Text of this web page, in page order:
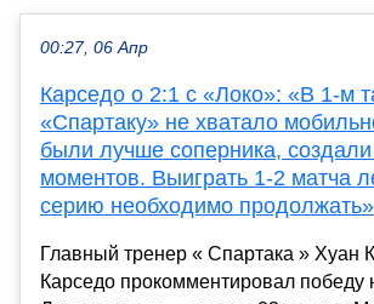
00:27, 06 Апр
Карседо о 2:1 с «Локо»: «В 1-м
«Спартаку» не хватало
были лучше соперника,
моментов. Выиграть 1-2 матча
серию необходимо продолжать»
Главный тренер « Спартака » Хуан
Карседо прокомментировал победу